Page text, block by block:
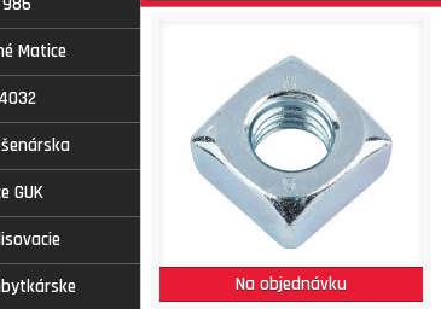
Matice
GUK
Na objednávku